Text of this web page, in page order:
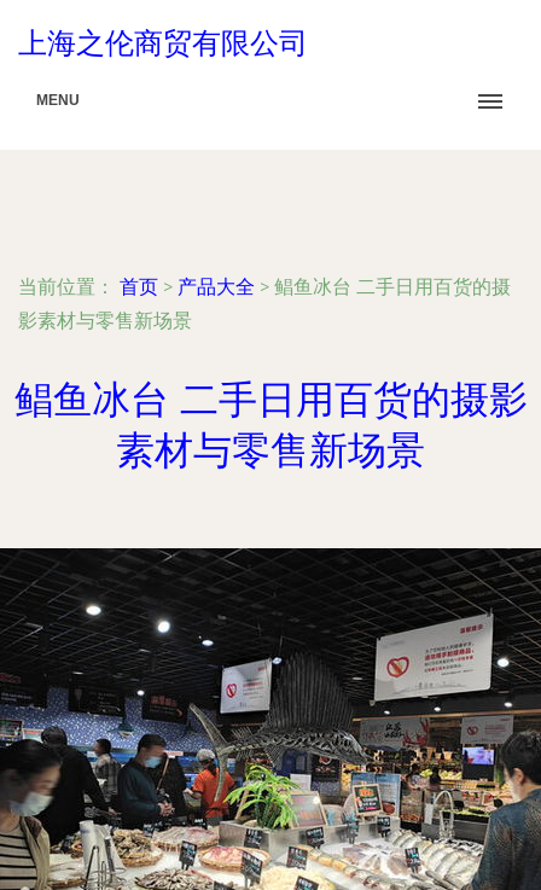
上海之伦商贸有限公司
MENU
当前位置： 首页 > 产品大全 > 鲳鱼冰台 二手日用百货的摄
影素材与零售新场景
鲳鱼冰台 二手日用百货的摄影
素材与零售新场景